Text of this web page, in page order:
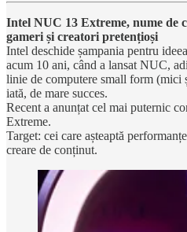
Intel NUC 13 Extreme, nume de
gameri și creatori pretențioși
Intel deschide șampania pentru
acum 10 ani, când a lansat NUC,
linie de computere small form (mici
iată, de mare succes.
Recent a anunțat cel mai puternic
Extreme.
Target: cei care așteaptă
creare de conținut.